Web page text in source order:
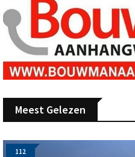
Meest Gelezen
112